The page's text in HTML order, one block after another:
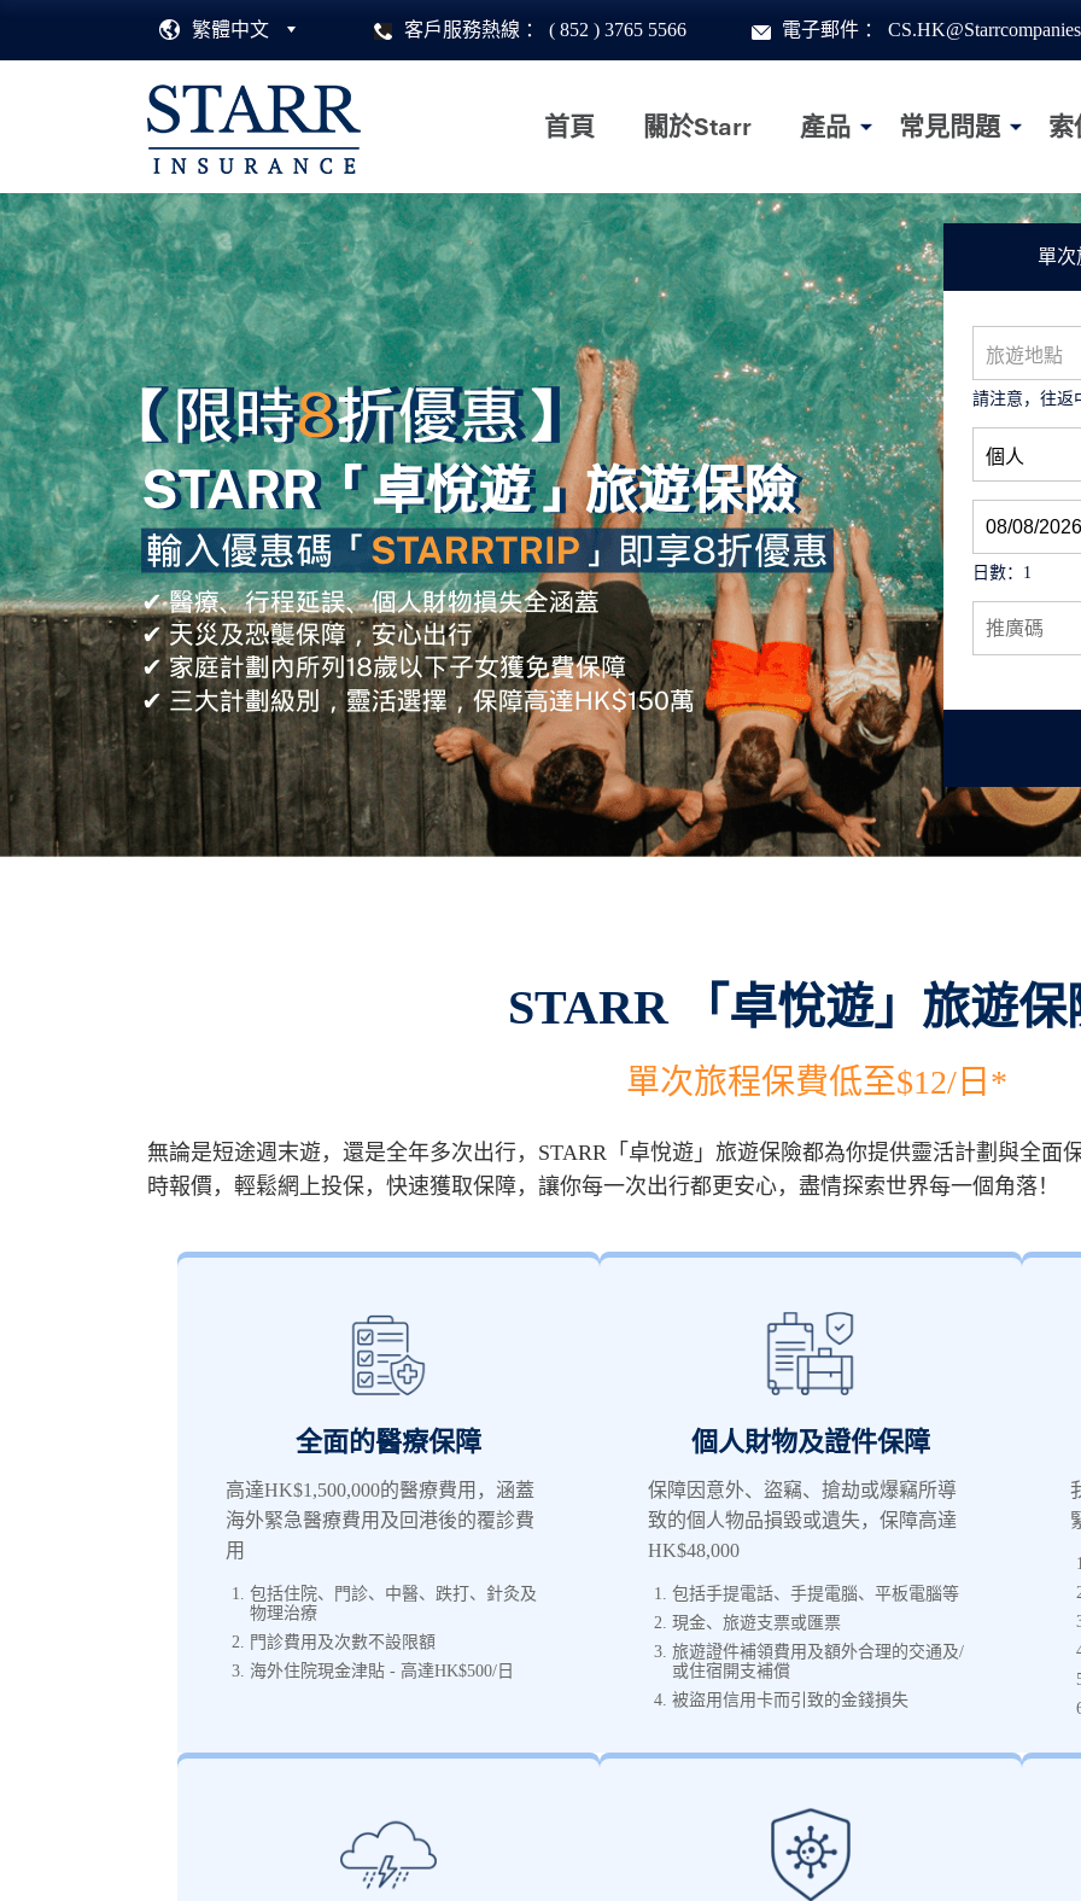
繁體中文 客戶服務熱線 ： ( 852 ) 3765 5566 電子郵件 ：
首頁 關於Starr 產品 常見問題 索
單次
請注意，往返
日數： 1
STARR 「卓悅遊」旅遊保
單次旅程保費低至$12/日*
無論是短途週末遊，還是全年多次出行，STARR「卓悅遊」旅遊保險都為你提供靈活計劃與全面
時報價，輕鬆網上投保，快速獲取保障，讓你每一次出行都更安心，盡情探索世界每一個角落！
全面的醫療保障
高達HK$1,500,000的醫療費用，涵蓋
海外緊急醫療費用及回港後的覆診費
用
包括住院、門診、中醫、跌打、針灸及
物理治療
門診費用及次數不設限額
海外住院現金津貼 - 高達HK$500/日
個人財物及證件保障
保障因意外、盜竊、搶劫或爆竊所導
致的個人物品損毀或遺失，保障高達
HK$48,000
包括手提電話、手提電腦、平板電腦等
現金、旅遊支票或匯票
旅遊證件補領費用及額外合理的交通及/
或住宿開支補償
被盜用信用卡而引致的金錢損失